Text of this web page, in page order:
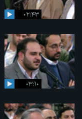
۰۲:۴۳
۰۳:۱۰